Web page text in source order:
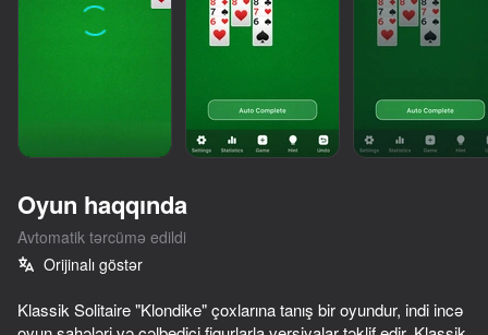
Block Master - Super Puzzle!
Call Dandy world now!
Solitaire Klondike - Deluxe
Klondike
Oyun haqqında
Avtomatik tərcümə edildi
Orijinalı göstər
Klassik Solitaire "Klondike" çoxlarına tanış bir oyundur, indi incə